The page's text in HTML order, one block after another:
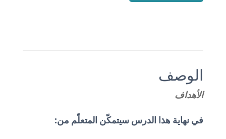
الوصف
الأهداف
في نهاية هذا الدرس سيتمكّن المتعلّم من: